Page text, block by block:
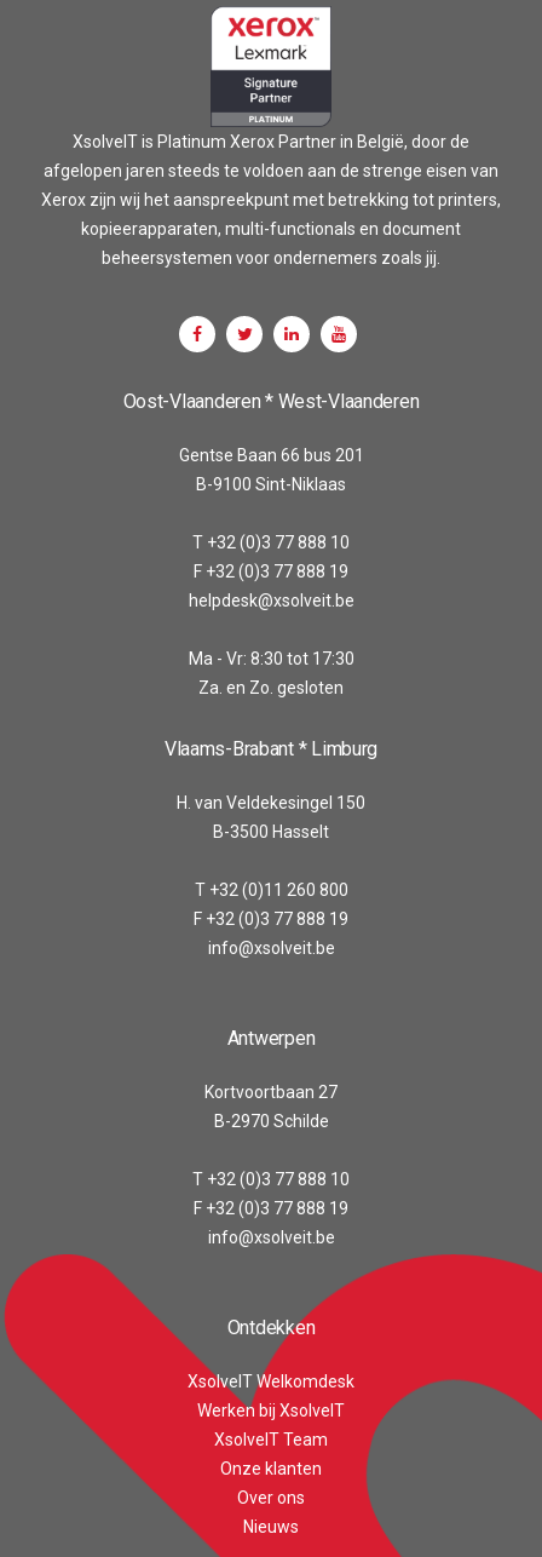
XsolveIT is Platinum Xerox Partner in België, door de
afgelopen jaren steeds te voldoen aan de strenge eisen van
Xerox zijn wij het aanspreekpunt met betrekking tot printers,
kopieerapparaten, multi-functionals en document
beheersystemen voor ondernemers zoals jij.
Oost-Vlaanderen * West-Vlaanderen
Gentse Baan 66 bus 201
B-9100 Sint-Niklaas
T +32 (0)3 77 888 10
F +32 (0)3 77 888 19
helpdesk@xsolveit.be
Ma - Vr: 8:30 tot 17:30
Za. en Zo. gesloten
Vlaams-Brabant * Limburg
H. van Veldekesingel 150
B-3500 Hasselt
T +32 (0)11 260 800
F +32 (0)3 77 888 19
info@xsolveit.be
Antwerpen
Kortvoortbaan 27
B-2970 Schilde
T +32 (0)3 77 888 10
F +32 (0)3 77 888 19
info@xsolveit.be
Ontdekken
XsolveIT Welkomdesk
Werken bij XsolveIT
XsolveIT Team
Onze klanten
Over ons
Nieuws
Customer reviews and experiences for
XsolveIT